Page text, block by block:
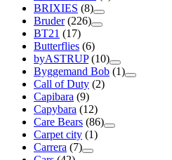
BRIXIES (8)
Bruder (226)
BT21 (17)
Butterflies (6)
byASTRUP (10)
Byggemand Bob (1)
Call of Duty (2)
Capibara (9)
Capybara (12)
Care Bears (86)
Carpet city (1)
Carrera (7)